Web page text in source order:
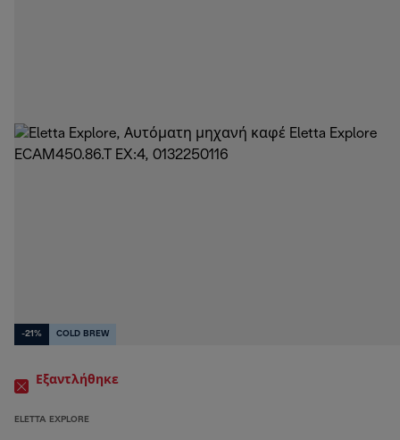
-21% COLD BREW
Εξαντλήθηκε
ELETTA EXPLORE